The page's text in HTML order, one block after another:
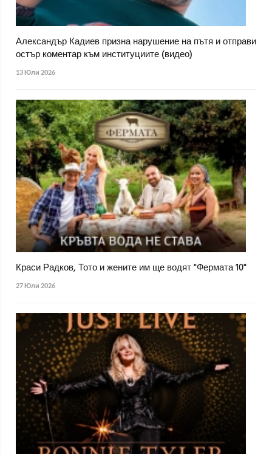
Александър Кадиев призна нарушение на пътя и отправи
остър коментар към институциите (видео)
13 Юли 2026
Краси Радков, Тото и жените им ще водят "Фермата 10"
27 Юли 2026